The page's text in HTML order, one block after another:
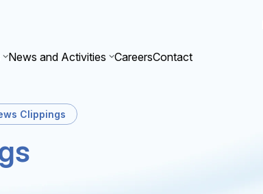
News and Activities CareersContact
Clippings